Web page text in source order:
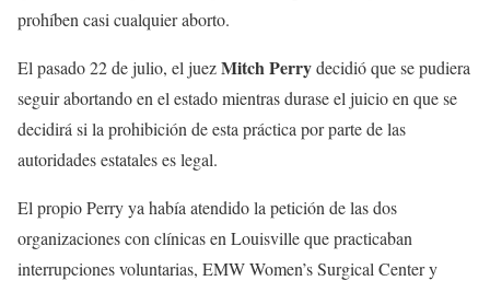
prohíben casi cualquier aborto.
El pasado 22 de julio, el juezMitch Perrydecidió que se pudiera
seguir abortando en el estado mientras durase el juicio en que se
decidirá si la prohibición de esta práctica por parte de las
autoridades estatales es legal.
El propio Perry ya había atendido la petición de las dos
organizaciones con clínicas en Louisville que practicaban
interrupciones voluntarias, EMW Women’s Surgical Center y